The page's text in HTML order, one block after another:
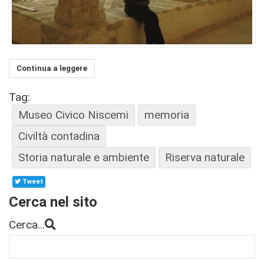
Continua a leggere
Tag:
Museo Civico Niscemi
memoria
Civiltà contadina
Storia naturale e ambiente
Riserva naturale
Tweet
Cerca nel sito
Cerca...